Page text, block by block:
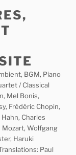
BGM, Piano
/ Classical
Mel Bonis,
Frédéric Chopin,
Charles
Mozart, Wolfgang
Haruki
Paul